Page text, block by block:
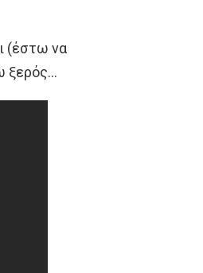
(έστω να
ξερός…